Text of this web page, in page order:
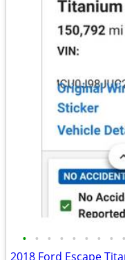
• • • • • • • • •
2018 Ford Escape